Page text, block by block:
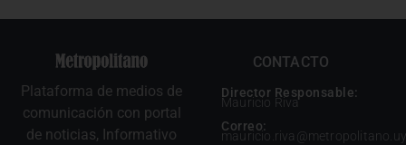
Plataforma de medios de
comunicación con portal
de noticias, Informativo
CONTACTO
Director Responsable:
Mauricio Riva
Correo:
mauricio.riva@metropolitano.uy